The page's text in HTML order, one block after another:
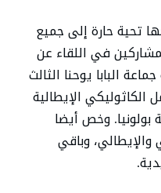
تحية حارة إلى جميع
في اللقاء عن
البابا يوحنا الثالث
الكاثوليكي الإيطالية
بولونيا. وخص أيضا
والإيطالي، وباقي